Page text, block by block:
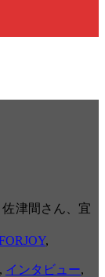
津間さん、宜
,
, インタビュー,